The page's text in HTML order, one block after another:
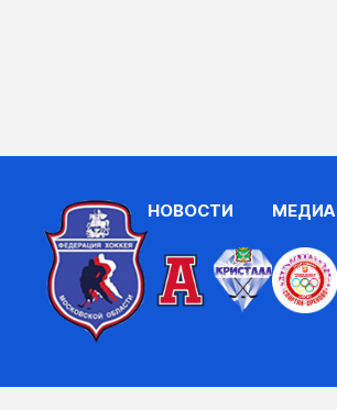
НОВОСТИ МЕДИА